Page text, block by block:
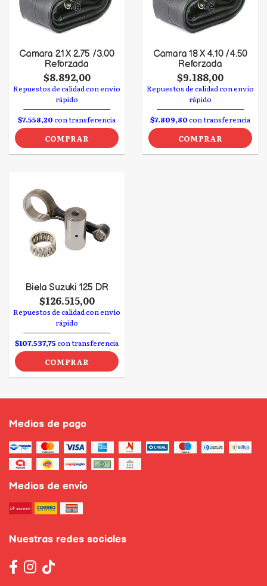
Camara 21 X 2.75 /3.00
Reforzada
$8.892,00
Repuestos de calidad con envío
rápido
$7.558,20con transferencia
COMPRAR
Camara 18 X 4.10 /4.50
Reforzada
$9.188,00
Repuestos de calidad con envío
rápido
$7.809,80con transferencia
COMPRAR
Biela Suzuki 125 DR
$126.515,00
Repuestos de calidad con envío
rápido
$107.537,75con transferencia
COMPRAR
Medios de pago
Medios de envío
Nuestras redes sociales